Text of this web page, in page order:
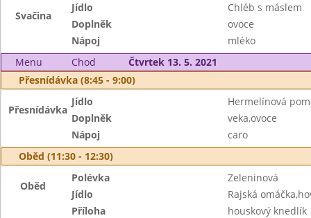
Svačina
Jídlo
Chléb s máslem
Doplněk
ovoce
Nápoj
mléko
Menu
Chod
Čtvrtek 13. 5. 2021
Přesnídávka (8:45 - 9:00)
Přesnídávka
Jídlo
Hermelínová
Doplněk
veka,ovoce
Nápoj
caro
Oběd (11:30 - 12:30)
Oběd
Polévka
Zeleninová
Jídlo
Rajská
Příloha
houskový knedlík